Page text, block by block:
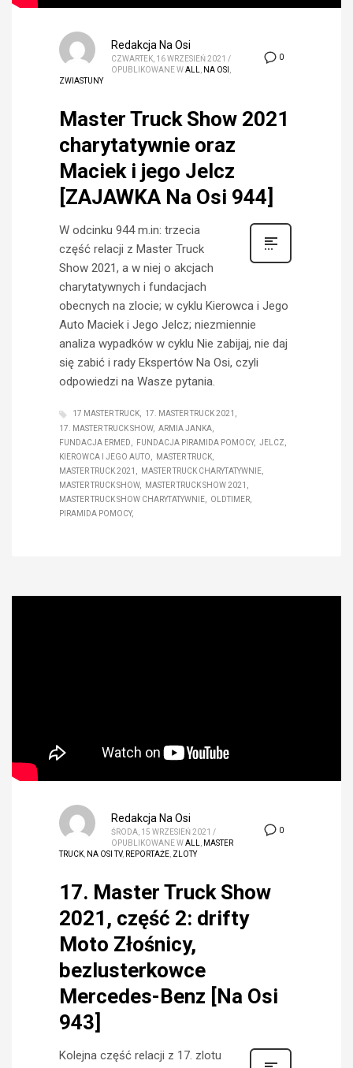
0
Redakcja Na Osi
CZWARTEK, 16 WRZESIEŃ 2021 /
OPUBLIKOWANE WALL, NA OSI ,
ZWIASTUNY
Master Truck Show 2021
charytatywnie oraz
Maciek i jego Jelcz
[ZAJAWKA Na Osi 944]
W odcinku 944 m.in: trzecia
część relacji z Master Truck
Show 2021, a w niej o akcjach
charytatywnych i fundacjach
obecnych na zlocie; w cyklu Kierowca i Jego
Auto Maciek i Jego Jelcz; niezmiennie
analiza wypadków w cyklu Nie zabijaj, nie daj
się zabić i rady Ekspertów Na Osi, czyli
odpowiedzi na Wasze pytania.
17 MASTER TRUCK
17. MASTER TRUCK 2021
17. MASTER TRUCK SHOW
ARMIA JANKA
FUNDACJA ERMED
FUNDACJA PIRAMIDA POMOCY
JELCZ
KIEROWCA I JEGO AUTO
MASTER TRUCK
MASTER TRUCK 2021
MASTER TRUCK CHARYTATYWNIE
MASTER TRUCK SHOW
MASTER TRUCK SHOW 2021
MASTER TRUCK SHOW CHARYTATYWNIE
OLDTIMER
PIRAMIDA POMOCY
0
Redakcja Na Osi
ŚRODA, 15 WRZESIEŃ 2021 /
OPUBLIKOWANE WALL
MASTER
TRUCK NA OSI TV, REPORTAŻE ZLOTY
17. Master Truck Show
2021, część 2: drifty
Moto Złośnicy,
bezlusterkowce
Mercedes-Benz [Na Osi
943]
Kolejna część relacji z 17. zlotu